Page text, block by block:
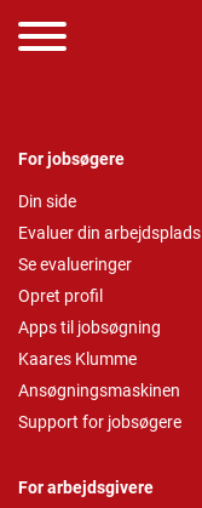
For jobsøgere
Din side
Evaluer din arbejdsplads
Se evalueringer
Opret profil
Apps til jobsøgning
Kaares Klumme
Ansøgningsmaskinen
Support for jobsøgere
For arbejdsgivere